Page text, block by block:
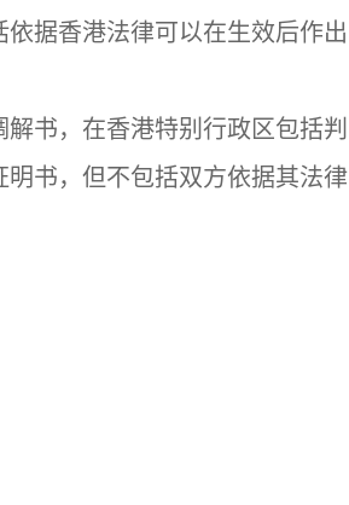
据香港法律可以在生效后作出
书，在香港特别行政区包括判
书，但不包括双方依据其法律